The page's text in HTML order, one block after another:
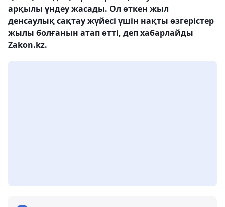
арқылы үндеу жасады. Ол өткен жыл
денсаулық сақтау жүйесі үшін нақты өзгерістер
жылы болғанын атап өтті, деп хабарлайды
Zakon.kz.